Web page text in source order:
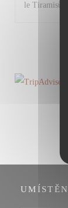
le